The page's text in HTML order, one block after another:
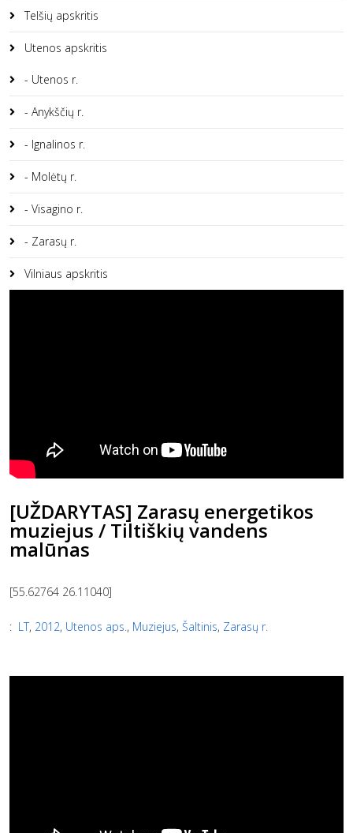
Telšių apskritis
Utenos apskritis
- Utenos r.
- Anykščių r.
- Ignalinos r.
- Molėtų r.
- Visagino r.
- Zarasų r.
Vilniaus apskritis
[UŽDARYTAS] Zarasų energetikos
muziejus / Tiltiškių vandens
malūnas
[55.62764 26.11040]
: LT, 2012, Utenos aps. , Muziejus, Šaltinis, Zarasų r.